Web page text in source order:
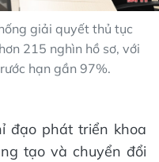
giải quyết thủ tục
215 nghìn hồ sơ, với
hạn gần 97%.
đạo phát triển khoa
tạo và chuyển đổi